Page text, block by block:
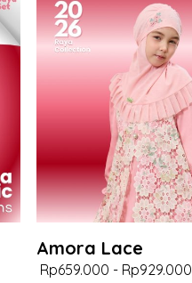
Amora Lace
Rp659.000 - Rp929.000